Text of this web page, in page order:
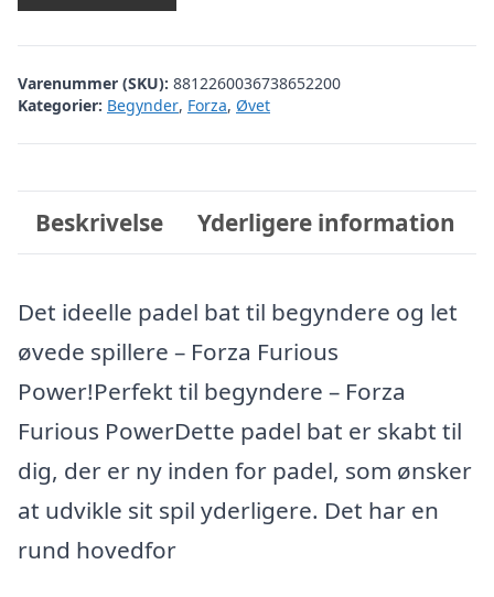
Varenummer (SKU): 8812260036738652200
Kategorier: Begynder, Forza, Øvet
Beskrivelse Yderligere information
Det ideelle padel bat til begyndere og let
øvede spillere – Forza Furious
Power!Perfekt til begyndere – Forza
Furious PowerDette padel bat er skabt til
dig, der er ny inden for padel, som ønsker
at udvikle sit spil yderligere. Det har en
rund hovedfor